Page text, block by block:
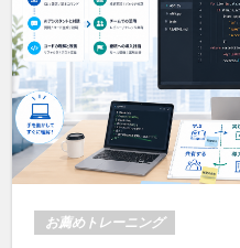
お薦めトレーニング